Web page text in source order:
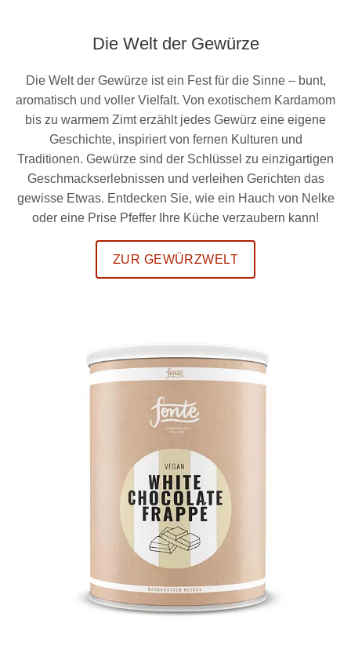
Die Welt der Gewürze
Die Welt der Gewürze ist ein Fest für die Sinne – bunt,
aromatisch und voller Vielfalt. Von exotischem Kardamom
bis zu warmem Zimt erzählt jedes Gewürz eine eigene
Geschichte, inspiriert von fernen Kulturen und
Traditionen. Gewürze sind der Schlüssel zu einzigartigen
Geschmackserlebnissen und verleihen Gerichten das
gewisse Etwas. Entdecken Sie, wie ein Hauch von Nelke
oder eine Prise Pfeffer Ihre Küche verzaubern kann!
ZUR GEWÜRZWELT